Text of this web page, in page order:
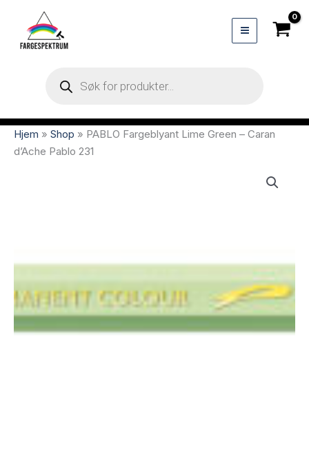
search
Hjem » Shop » PABLO Fargeblyant Lime Green – Caran
d’Ache Pablo 231